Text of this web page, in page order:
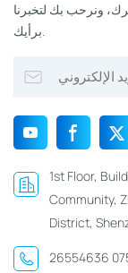
ونرحب بك لتخبرنا
برأيك.
1st Floor,
Community,
District,